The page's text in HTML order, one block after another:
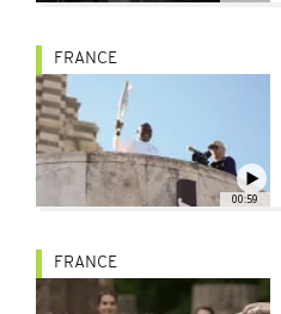
00:59
FRANCE
FRANCE